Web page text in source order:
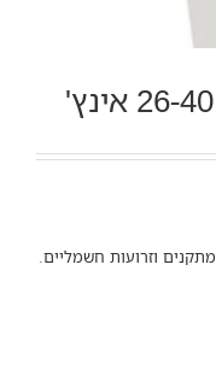
מתקנים וזרועות חשמליים.